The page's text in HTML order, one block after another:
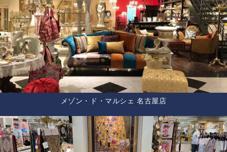
メゾン・ド・マルシェ 名古屋店